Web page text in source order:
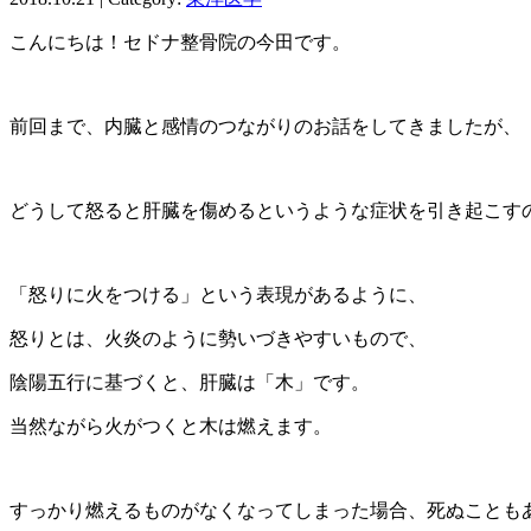
こんにちは！セドナ整骨院の今田です。
前回まで、内臓と感情のつながりのお話をしてきましたが、
どうして怒ると肝臓を傷めるというような症状を引き起こす
「怒りに火をつける」という表現があるように、
怒りとは、火炎のように勢いづきやすいもので、
陰陽五行に基づくと、肝臓は「木」です。
当然ながら火がつくと木は燃えます。
すっかり燃えるものがなくなってしまった場合、死ぬことも